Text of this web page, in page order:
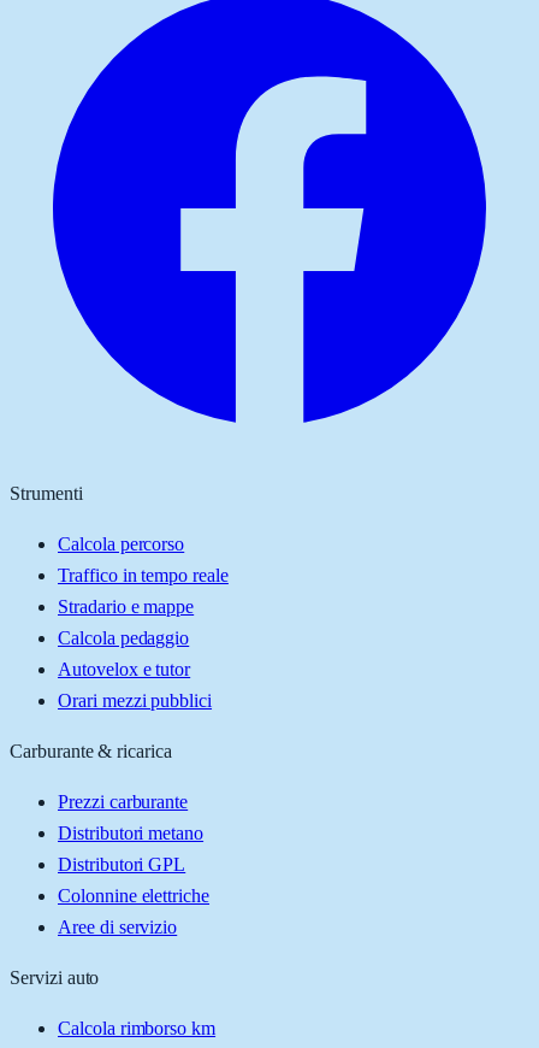
Strumenti
Calcola percorso
Traffico in tempo reale
Stradario e mappe
Calcola pedaggio
Autovelox e tutor
Orari mezzi pubblici
Carburante & ricarica
Prezzi carburante
Distributori metano
Distributori GPL
Colonnine elettriche
Aree di servizio
Servizi auto
Calcola rimborso km